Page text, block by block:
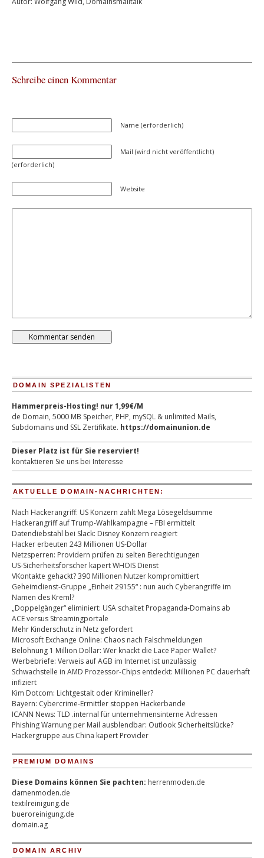
Schreibe einen Kommentar
Name (erforderlich)
Mail (wird nicht veröffentlicht)
(erforderlich)
Website
DOMAIN SPEZIALISTEN
Hammerpreis-Hosting! nur 1,99€/M
de Domain, 5000 MB Speicher, PHP, mySQL & unlimited Mails,
Subdomains und SSL Zertifikate. https://domainunion.de
Dieser Platz ist für Sie reserviert!
kontaktieren Sie uns bei Interesse
AKTUELLE DOMAIN-NACHRICHTEN:
Nach Hackerangriff: US Konzern zahlt Mega Lösegeldsumme
Hackerangriff auf Trump-Wahlkampagne – FBI ermittelt
Datendiebstahl bei Slack: Disney Konzern reagiert
Hacker erbeuten 243 Millionen US-Dollar
Netzsperren: Providern prüfen zu selten Berechtigungen
US-Sicherheitsforscher kapert WHOIS Dienst
VKontakte gehackt? 390 Millionen Nutzer kompromittiert
Geheimdienst-Gruppe „Einheit 29155“ : nun auch Cyberangriffe im
Namen des Kreml?
„Doppelgänger“ eliminiert: USA schaltet Propaganda-Domains ab
ACE versus Streamingportale
Mehr Kinderschutz in Netz gefordert
Microsoft Exchange Online: Chaos nach Falschmeldungen
Belohnung 1 Million Dollar: Wer knackt die Lace Paper Wallet?
Werbebriefe: Verweis auf AGB im Internet ist unzulässig
Schwachstelle in AMD Prozessor-Chips entdeckt: Millionen PC dauerhaft
infiziert
Kim Dotcom: Lichtgestalt oder Krimineller?
Bayern: Cybercrime-Ermittler stoppen Hackerbande
ICANN News: TLD .internal für unternehmensinterne Adressen
Phishing Warnung per Mail ausblendbar: Outlook Sicherheitslücke?
Hackergruppe aus China kapert Provider
PREMIUM DOMAINS
Diese Domains können Sie pachten: herrenmoden.de
damenmoden.de
textilreinigung.de
bueroreinigung.de
domain.ag
DOMAIN ARCHIV